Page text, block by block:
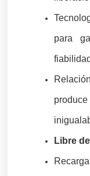
para
Libre